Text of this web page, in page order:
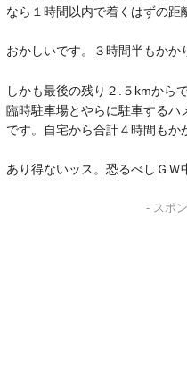
なら１時間以内で着くはずの距
おかしいです。３時間半もかか
しかも最後の残り２.５kmから
臨時駐車場とやらに駐車するハ
です。自宅から合計４時間もか
あり得ないッス。恐るべしＧＷ
- スポ